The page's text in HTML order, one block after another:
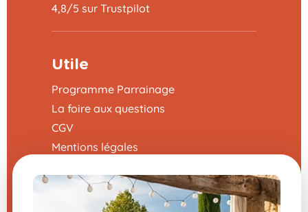
4,8/5 sur Trustpilot
Utile
Programme Parrainage
La foire aux questions
CGV
Mentions légales
Modifier mes préférences en matière de
cookies